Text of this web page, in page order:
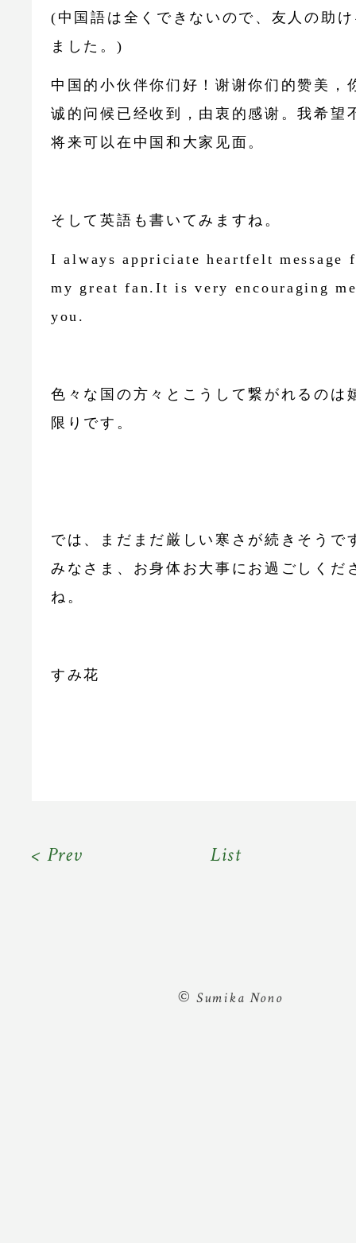
(中国語は全くできないので、友人の助
ました。)
中国的小伙伴你们好！谢谢你们的赞美，
诚的问候已经收到，由衷的感谢。我希望
将来可以在中国和大家见面。
そして英語も書いてみますね。
I always appriciate heartfelt message
my great fan.It is very encouraging
you.
色々な国の方々とこうして繋がれるのは
限りです。
では、まだまだ厳しい寒さが続きそうで
みなさま、お身体お大事にお過ごしくだ
ね。
すみ花
< Prev List
© Sumika Nono